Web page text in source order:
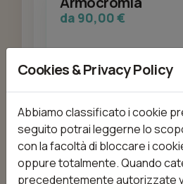
da 90,00 €
Aggiungi
Baffi e
da 8,00 €
Cookies & Privacy Policy
Abbiamo classificato i cookie
seguito potrai leggerne lo
con la facoltà di bloccare i
oppure totalmente. Quando
precedentemente autorizzate